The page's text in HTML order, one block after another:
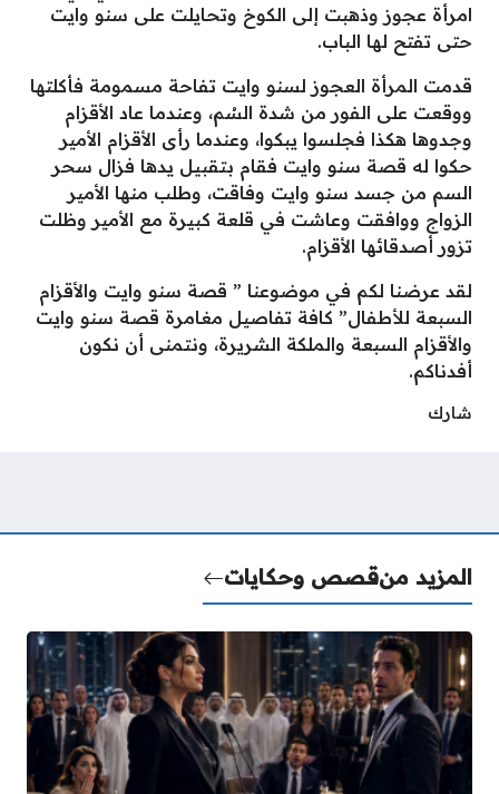
امرأة عجوز وذهبت إلى الكوخ وتحايلت على سنو وايت
حتى تفتح لها الباب.
قدمت المرأة العجوز لسنو وايت تفاحة مسمومة فأكلتها
ووقعت على الفور من شدة السُم، وعندما عاد الأقزام
وجدوها هكذا فجلسوا يبكوا، وعندما رأى الأقزام الأمير
حكوا له قصة سنو وايت فقام بتقبيل يدها فزال سحر
السم من جسد سنو وايت وفاقت، وطلب منها الأمير
الزواج ووافقت وعاشت في قلعة كبيرة مع الأمير وظلت
تزور أصدقائها الأقزام.
لقد عرضنا لكم في موضوعنا ” قصة سنو وايت والأقزام
السبعة للأطفال” كافة تفاصيل مغامرة قصة سنو وايت
والأقزام السبعة والملكة الشريرة، ونتمنى أن نكون
أفدناكم.
شارك
المزيد منقصص وحكايات